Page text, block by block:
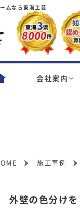
ムなら東海工芸
会社案内
施工事例
外壁の色分け